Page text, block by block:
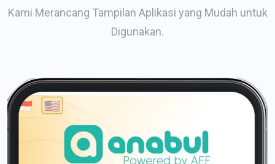
Kami Merancang Tampilan Aplikasi yang Mudah untuk
Digunakan.